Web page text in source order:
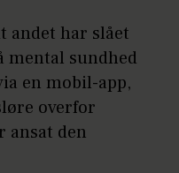
andet har slået
mental sundhed
en mobil-app,
overfor
ansat den